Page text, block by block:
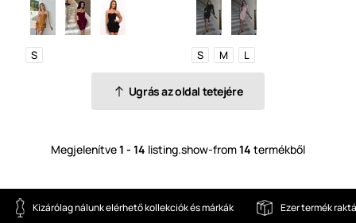
S S M L
Ugrás az oldal tetejére
Megjelenítve1 - 14 listing.show-from14 termékből
Kizárólag nálunk elérhető kollekciók és márkák Ezer termék